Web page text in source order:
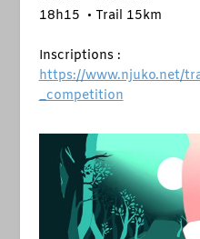
18h15 • Trail 15km
Inscriptions :
https://www.njuko.net/
_competition